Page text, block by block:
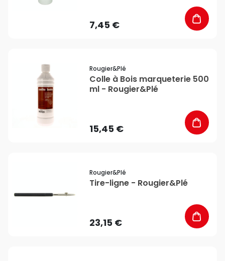
7,45 €
Rougier&plé
Colle à Bois marqueterie 500
ml - Rougier&Plé
15,45 €
Rougier&plé
Tire-ligne - Rougier&Plé
23,15 €